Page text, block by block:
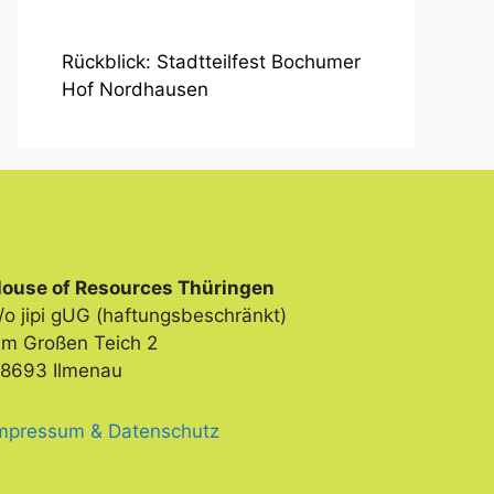
Rückblick: Stadtteilfest Bochumer
Hof Nordhausen
of Resources Thüringen
o jipi gUG (haftungsbeschränkt)
Großen Teich 2
Ilmenau
& Datenschutz